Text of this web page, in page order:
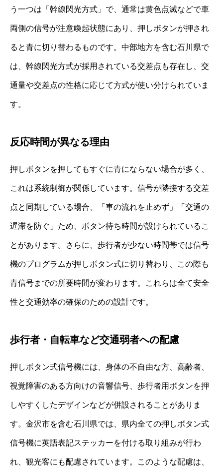
う一つは「幹線閃光方式」で、通常は黄色点滅などで車
両側の信号が注意喚起状態にあり、押しボタンが押され
ると青に切り替わるものです。中部地方を含む石川県で
は、幹線閃光方式が採用されている交差点も存在し、交
通量や交差点の性格に応じて方式が使い分けられていま
す。
反応時間が異なる理由
押しボタンを押してもすぐに青にならない場合が多く、
これは系統制御が関係しています。信号が隣接する交差
点と同期している場合、「車の流れを止めず」「交通の
遅滞を防ぐ」ため、ボタン待ち時間が設けられているこ
とがあります。さらに、歩行者が少ない時間帯では信号
機のプログラムが押しボタン式に切り替わり、この際も
青信号までの所要時間が変わります。これらは全て安全
性と交通効率の確保のための設計です。
歩行者・自転車など交通弱者への配慮
押しボタン式信号機には、身体の不自由な方、高齢者、
視覚障害のある方向けの音響信号、歩行者用ボタンを押
しやすくしたデザインなどが併設されることがありま
す。金沢市を含む石川県では、県内全ての押しボタン式
信号機に英語表記ステッカーを付ける取り組みが行わ
れ、観光客にも配慮されています。このような配慮は、